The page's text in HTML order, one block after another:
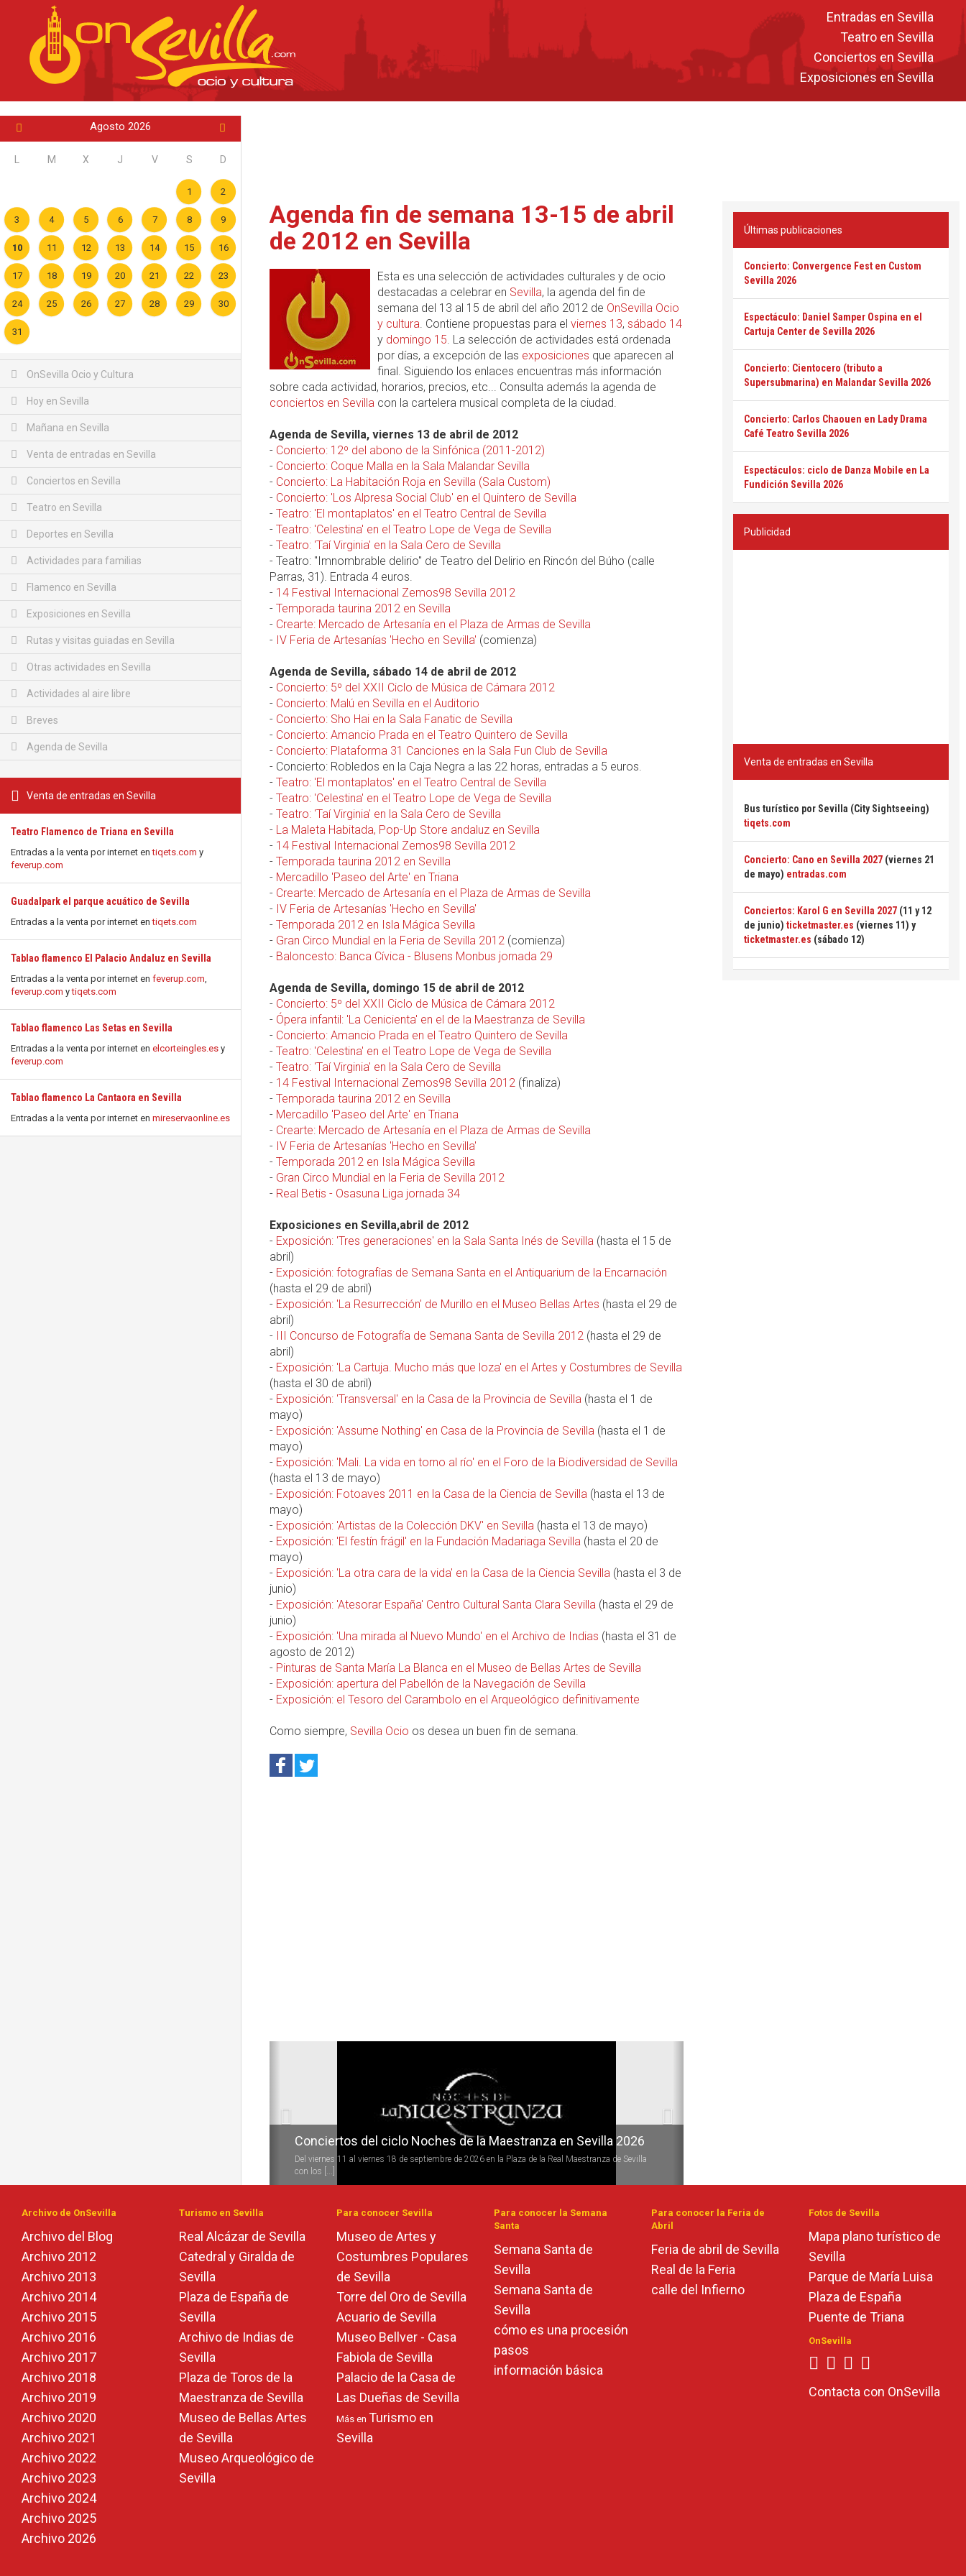
Entradas en Sevilla
Teatro en Sevilla
Conciertos en Sevilla
Exposiciones en Sevilla
Agosto 2026
M X J V S D
1 2
3 4 5 6 7 8 9
10 11 12 13 14 15 16
17 18 19 20 21 22 23
24 25 26 27 28 29 30
31
OnSevilla Ocio y Cultura
Hoy en Sevilla
Mañana en Sevilla
Venta de entradas en Sevilla
Conciertos en Sevilla
Teatro en Sevilla
Deportes en Sevilla
Actividades para familias
Flamenco en Sevilla
Exposiciones en Sevilla
Rutas y visitas guiadas en Sevilla
Otras actividades en Sevilla
Actividades al aire libre
Breves
Agenda de Sevilla
Venta de entradas en Sevilla
Teatro Flamenco de Triana en Sevilla
Entradas a la venta por internet entiqets.com y
feverup.com
Guadalpark el parque acuático de Sevilla
Entradas a la venta por internet entiqets.com
Tablao flamenco El Palacio Andaluz en Sevilla
Entradas a la venta por internet en feverup.com,
feverup.com ytiqets.com
Tablao flamenco Las Setas en Sevilla
Entradas a la venta por internet en elcorteingles.es y
feverup.com
Tablao flamenco La Cantaora en Sevilla
Entradas a la venta por internet en mireservaonline.es
Agenda fin de semana 13-15 de abril
de 2012 en Sevilla
Esta es una selección de actividades culturales y de ocio
destacadas a celebrar en Sevilla, la agenda del fin de
semana del 13 al 15 de abril del año 2012 de OnSevilla Ocio
y cultura. Contiene propuestas para el viernes 13, sábado 14
y domingo 15. La selección de actividades está ordenada
por días, a excepción de las exposiciones que aparecen al
final. Siguiendo los enlaces encuentras más información
sobre cada actividad, horarios, precios, etc... Consulta además la agenda de
conciertos en Sevilla con la cartelera musical completa de la ciudad.
Agenda de Sevilla, viernes 13 de abril de 2012
- Concierto: 12º del abono de la Sinfónica (2011-2012)
- Concierto: Coque Malla en la Sala Malandar Sevilla
- Concierto: La Habitación Roja en Sevilla (Sala Custom)
- Concierto: 'Los Alpresa Social Club' en el Quintero de Sevilla
- Teatro: 'El montaplatos' en el Teatro Central de Sevilla
- Teatro: 'Celestina' en el Teatro Lope de Vega de Sevilla
- Teatro: 'Taí Virginia' en la Sala Cero de Sevilla
- Teatro: "Imnombrable delirio" de Teatro del Delirio en Rincón del Búho (calle
Parras, 31). Entrada 4 euros.
- 14 Festival Internacional Zemos98 Sevilla 2012
- Temporada taurina 2012 en Sevilla
- Crearte: Mercado de Artesanía en el Plaza de Armas de Sevilla
- IV Feria de Artesanías 'Hecho en Sevilla' (comienza)
Agenda de Sevilla, sábado 14 de abril de 2012
- Concierto: 5º del XXII Ciclo de Música de Cámara 2012
- Concierto: Malú en Sevilla en el Auditorio
- Concierto: Sho Hai en la Sala Fanatic de Sevilla
- Concierto: Amancio Prada en el Teatro Quintero de Sevilla
- Concierto: Plataforma 31 Canciones en la Sala Fun Club de Sevilla
- Concierto: Robledos en la Caja Negra a las 22 horas, entradas a 5 euros.
- Teatro: 'El montaplatos' en el Teatro Central de Sevilla
- Teatro: 'Celestina' en el Teatro Lope de Vega de Sevilla
- Teatro: 'Taí Virginia' en la Sala Cero de Sevilla
- La Maleta Habitada, Pop-Up Store andaluz en Sevilla
- 14 Festival Internacional Zemos98 Sevilla 2012
- Temporada taurina 2012 en Sevilla
- Mercadillo 'Paseo del Arte' en Triana
- Crearte: Mercado de Artesanía en el Plaza de Armas de Sevilla
- IV Feria de Artesanías 'Hecho en Sevilla'
- Temporada 2012 en Isla Mágica Sevilla
- Gran Circo Mundial en la Feria de Sevilla 2012 (comienza)
- Baloncesto: Banca Cívica - Blusens Monbus jornada 29
Agenda de Sevilla, domingo 15 de abril de 2012
- Concierto: 5º del XXII Ciclo de Música de Cámara 2012
- Ópera infantil: 'La Cenicienta' en el de la Maestranza de Sevilla
- Concierto: Amancio Prada en el Teatro Quintero de Sevilla
- Teatro: 'Celestina' en el Teatro Lope de Vega de Sevilla
- Teatro: 'Taí Virginia' en la Sala Cero de Sevilla
- 14 Festival Internacional Zemos98 Sevilla 2012 (finaliza)
- Temporada taurina 2012 en Sevilla
- Mercadillo 'Paseo del Arte' en Triana
- Crearte: Mercado de Artesanía en el Plaza de Armas de Sevilla
- IV Feria de Artesanías 'Hecho en Sevilla'
- Temporada 2012 en Isla Mágica Sevilla
- Gran Circo Mundial en la Feria de Sevilla 2012
- Real Betis - Osasuna Liga jornada 34
Exposiciones en Sevilla,abril de 2012
- Exposición: 'Tres generaciones' en la Sala Santa Inés de Sevilla (hasta el 15 de
abril)
- Exposición: fotografías de Semana Santa en el Antiquarium de la Encarnación
(hasta el 29 de abril)
- Exposición: 'La Resurrección' de Murillo en el Museo Bellas Artes (hasta el 29 de
abril)
- III Concurso de Fotografía de Semana Santa de Sevilla 2012 (hasta el 29 de
abril)
- Exposición: 'La Cartuja. Mucho más que loza' en el Artes y Costumbres de Sevilla
(hasta el 30 de abril)
- Exposición: 'Transversal' en la Casa de la Provincia de Sevilla (hasta el 1 de
mayo)
- Exposición: 'Assume Nothing' en Casa de la Provincia de Sevilla (hasta el 1 de
mayo)
- Exposición: 'Mali. La vida en torno al río' en el Foro de la Biodiversidad de Sevilla
(hasta el 13 de mayo)
- Exposición: Fotoaves 2011 en la Casa de la Ciencia de Sevilla (hasta el 13 de
mayo)
- Exposición: 'Artistas de la Colección DKV' en Sevilla (hasta el 13 de mayo)
- Exposición: 'El festín frágil' en la Fundación Madariaga Sevilla (hasta el 20 de
mayo)
- Exposición: 'La otra cara de la vida' en la Casa de la Ciencia Sevilla (hasta el 3 de
junio)
- Exposición: 'Atesorar España' Centro Cultural Santa Clara Sevilla (hasta el 29 de
junio)
- Exposición: 'Una mirada al Nuevo Mundo' en el Archivo de Indias (hasta el 31 de
agosto de 2012)
- Pinturas de Santa María La Blanca en el Museo de Bellas Artes de Sevilla
- Exposición: apertura del Pabellón de la Navegación de Sevilla
- Exposición: el Tesoro del Carambolo en el Arqueológico definitivamente
Como siempre, Sevilla Ocio os desea un buen fin de semana.
Conciertos del ciclo Candlelight en Sevilla
Durante todo el año se desarrolla la programación del ciclo de conciertos Candlelight (a la luz de
las velas) de [...]
Últimas publicaciones
Concierto: Convergence Fest en Custom
Sevilla 2026
Espectáculo: Daniel Samper Ospina en el
Cartuja Center de Sevilla 2026
Concierto: Cientocero (tributo a
Supersubmarina) en Malandar Sevilla 2026
Concierto: Carlos Chaouen en Lady Drama
Café Teatro Sevilla 2026
Espectáculos: ciclo de Danza Mobile en La
Fundición Sevilla 2026
Publicidad
Venta de entradas en Sevilla
Bus turístico por Sevilla (City Sightseeing)
tiqets.com
Concierto: Cano en Sevilla 2027 (viernes 21
de mayo) entradas.com
Conciertos: Karol G en Sevilla 2027 (11 y 12
de junio) ticketmaster.es (viernes 11) y
ticketmaster.es (sábado 12)
Archivo de OnSevilla
Archivo del Blog
Archivo 2012
Archivo 2013
Archivo 2014
Archivo 2015
Archivo 2016
Archivo 2017
Archivo 2018
Archivo 2019
Archivo 2020
Archivo 2021
Archivo 2022
Archivo 2023
Archivo 2024
Archivo 2025
Archivo 2026
Turismo en Sevilla
Real Alcázar de Sevilla
Catedral y Giralda de
Sevilla
Plaza de España de
Sevilla
Archivo de Indias de
Sevilla
Plaza de Toros de la
Maestranza de Sevilla
Museo de Bellas Artes
de Sevilla
Museo Arqueológico de
Sevilla
Para conocer Sevilla
Museo de Artes y
Costumbres Populares
de Sevilla
Torre del Oro de Sevilla
Acuario de Sevilla
Museo Bellver - Casa
Fabiola de Sevilla
Palacio de la Casa de
Las Dueñas de Sevilla
Más en Turismo en
Sevilla
Para conocer la Semana
Santa
Semana Santa de
Sevilla
Semana Santa de
Sevilla
cómo es una procesión
pasos
información básica
Para conocer la Feria de
Abril
Feria de abril de Sevilla
Real de la Feria
calle del Infierno
Fotos de Sevilla
Mapa plano turístico de
Sevilla
Parque de María Luisa
Plaza de España
Puente de Triana
OnSevilla
Contacta con OnSevilla